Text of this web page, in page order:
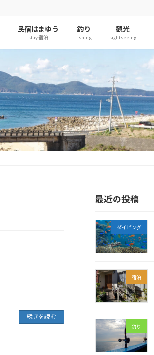
民宿はまゆう
stay 宿泊
釣り
fishing
観光
sightseeing
続きを読む
最近の投稿
ダイビング
宿泊
釣り